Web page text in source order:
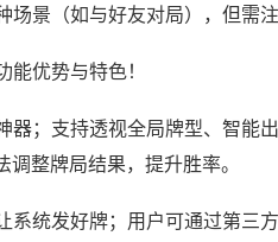
场景（如与好友对局），但需
能优势与特色！
器；支持透视全局牌型、智能
调整牌局结果，提升胜率。
系统发好牌；用户可通过第三